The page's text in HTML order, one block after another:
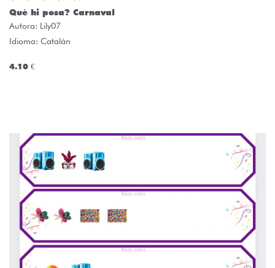
Què hi posa? Carnaval
Autora: Lily07
Idioma: Catalán
4.10 €